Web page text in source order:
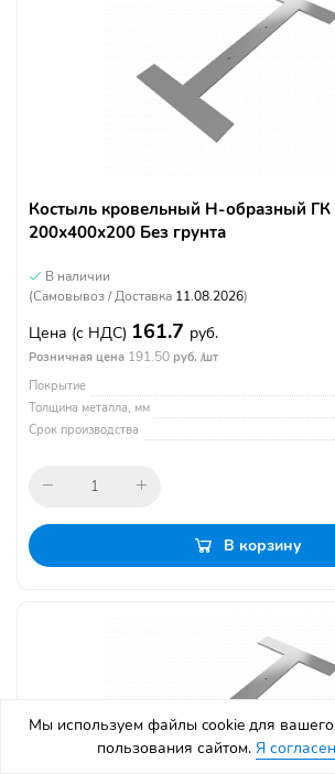
Костыль кровельный Н-образный ГК
200х400х200 Без грунта
В наличии
(Самовывоз / Доставка 11.08.2026)
Цена (с НДС) 161.7 руб.
Розничная цена 191.50 руб. /шт
Покрытие
Толщина металла, мм
Срок производства
В корзину
Мы используем файлы cookie для вашего
пользования сайтом. Я согласен